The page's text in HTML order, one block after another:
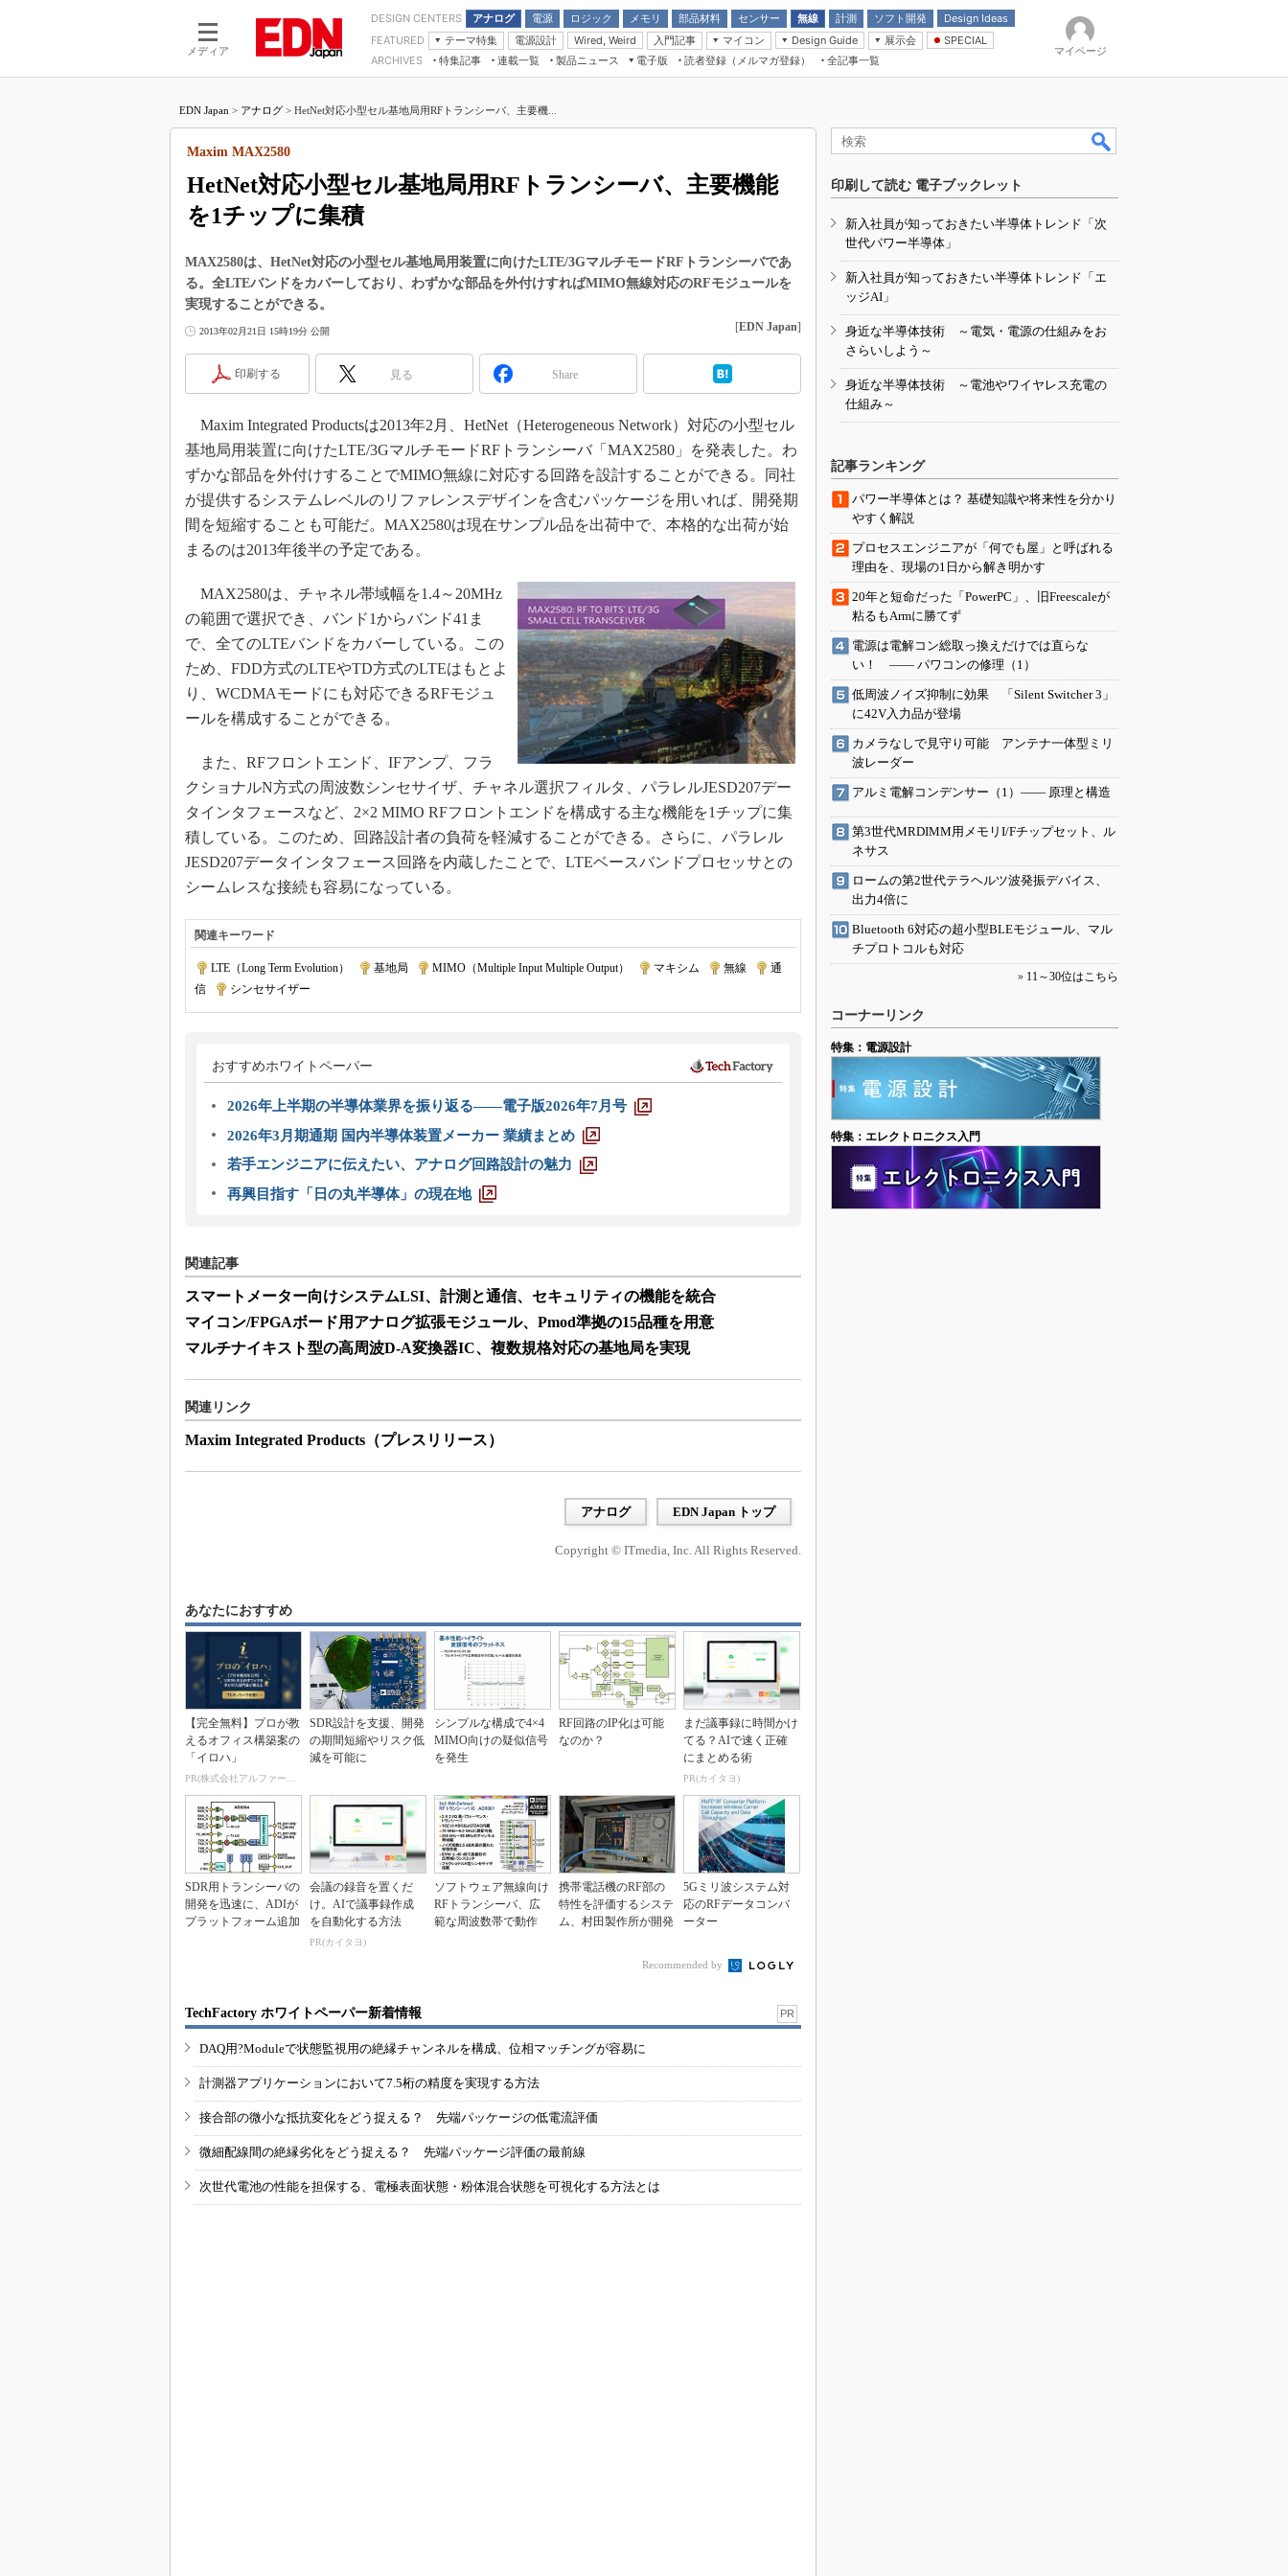
メディア
DESIGN CENTERS アナログ
電源
モーター
ロジック
LSI
メモリ
部品材料
受動部品
センサー 無線 計測 ソフト開発
Design Ideas
アナログ機能回路
計測とテスト
Wired, Weird
FEATURED
テーマ特集
つながるクルマ
エレクトロニクス入門
5G（EE Times Japan）
製品解剖（EE Times Japan）
電源設計 Wired, Weird
入門記事
モーター入門
マイコン
マイコン講座
Design Guide
計測機器
展示会
CEATEC
組込み/エッジコンピューティング展
人とくるま展
SPECIAL
Microchip情報
ARCHIVES 特集記事
連載一覧
マイクロプロセッサ懐古録
たった2つの式で始めるDC/DCコン
バーターの設計
DC-DCコンバーター活用講座
Wired, Weird
マイコン講座
記録計／データロガーの基礎知識
ズ編
めざせ高効率！ モーター駆動入門講
座
Bluetooth mesh入門
「SPICEの仕組みとその活用設計」
最新記事一覧
USB Type-Cの登場で評価試験はど
う変わる？
IoT時代の無線規格を知る【Thread
IoT時代の無線規格を知る【Z-Wave
編】
製品ニュース
電子版
電子ブックレット
読者登録（メルマガ登録） 全記事一覧
マイページ
EDN Japan > アナログ > HetNet対応小型セル基地局用RFトランシーバ、主要機...
HetNet対応小型セル基地局用RFトランシーバ、主要機能
を1チップに集積
Maxim MAX2580
MAX2580は、HetNet対応の小型セル基地局用装置に向けたLTE/3GマルチモードRFトランシーバであ
る。全LTEバンドをカバーしており、わずかな部品を外付けすればMIMO無線対応のRFモジュールを
実現することができる。
2013年02月21日 15時19分 公開 [EDN Japan]
印刷する 見る Share
Maxim Integrated Productsは2013年2月、HetNet（Heterogeneous Network）対応の小型セル
基地局用装置に向けたLTE/3GマルチモードRFトランシーバ「MAX2580」を発表した。わ
ずかな部品を外付けすることでMIMO無線に対応する回路を設計することができる。同社
が提供するシステムレベルのリファレンスデザインを含むパッケージを用いれば、開発期
間を短縮することも可能だ。MAX2580は現在サンプル品を出荷中で、本格的な出荷が始
まるのは2013年後半の予定である。
MAX2580は、チャネル帯域幅を1.4～20MHz
の範囲で選択でき、バンド1からバンド41ま
で、全てのLTEバンドをカバーしている。この
ため、FDD方式のLTEやTD方式のLTEはもとよ
り、WCDMAモードにも対応できるRFモジュ
ールを構成することができる。
また、RFフロントエンド、IFアンプ、フラ
クショナルN方式の周波数シンセサイザ、チャネル選択フィルタ、パラレルJESD207デー
タインタフェースなど、2×2 MIMO RFフロントエンドを構成する主な機能を1チップに集
積している。このため、回路設計者の負荷を軽減することができる。さらに、パラレル
JESD207データインタフェース回路を内蔵したことで、LTEベースバンドプロセッサとの
シームレスな接続も容易になっている。
関連キーワード
LTE（Long Term Evolution） 基地局 MIMO（Multiple Input Multiple Output） マキシム 無線
通
信
シンセサイザー
おすすめホワイトペーパー
2026年上半期の半導体業界を振り返る――電子版2026年7月号
2026年3月期通期 国内半導体装置メーカー 業績まとめ
若手エンジニアに伝えたい、アナログ回路設計の魅力
再興目指す「日の丸半導体」の現在地
関連記事
スマートメーター向けシステムLSI、計測と通信、セキュリティの機能を統合
マイコン/FPGAボード用アナログ拡張モジュール、Pmod準拠の15品種を用意
マルチナイキスト型の高周波D-A変換器IC、複数規格対応の基地局を実現
関連リンク
Maxim Integrated Products（プレスリリース）
アナログ EDN Japan トップ
Copyright © ITmedia, Inc. All Rights Reserved.
あなたにおすすめ
【完全無料】プロが教
えるオフィス構築案の
「イロハ」
PR(株式会社アルファーテクノ)
SDR設計を支援、開発
の期間短縮やリスク低
減を可能に
シンプルな構成で4×4
MIMO向けの疑似信号
を発生
RF回路のIP化は可能
なのか？
まだ議事録に時間かけ
てる？AIで速く正確
にまとめる術
PR(カイタヨ)
SDR用トランシーバの
開発を迅速に、ADIが
プラットフォーム追加
会議の録音を置くだ
け。AIで議事録作成
を自動化する方法
PR(カイタヨ)
ソフトウェア無線向け
RFトランシーバ、広
範な周波数帯で動作
携帯電話機のRF部の
特性を評価するシステ
ム、村田製作所が開発
5Gミリ波システム対
応のRFデータコンバ
ーター
Recommended by
TechFactory ホワイトペーパー新着情報 PR
DAQ用?Moduleで状態監視用の絶縁チャンネルを構成、位相マッチングが容易に
計測器アプリケーションにおいて7.5桁の精度を実現する方法
接合部の微小な抵抗変化をどう捉える？ 先端パッケージの低電流評価
微細配線間の絶縁劣化をどう捉える？ 先端パッケージ評価の最前線
次世代電池の性能を担保する、電極表面状態・粉体混合状態を可視化する方法とは
印刷して読む 電子ブックレット
新入社員が知っておきたい半導体トレンド「次
世代パワー半導体」
新入社員が知っておきたい半導体トレンド「エ
ッジAI」
身近な半導体技術 ～電気・電源の仕組みをお
さらいしよう～
身近な半導体技術 ～電池やワイヤレス充電の
仕組み～
記事ランキング
パワー半導体とは？ 基礎知識や将来性を分かり
やすく解説
プロセスエンジニアが「何でも屋」と呼ばれる
理由を、現場の1日から解き明かす
20年と短命だった「PowerPC」、旧Freescaleが
粘るもArmに勝てず
電源は電解コン総取っ換えだけでは直らな
い！ ―― パワコンの修理（1）
低周波ノイズ抑制に効果 「Silent Switcher 3」
に42V入力品が登場
カメラなしで見守り可能 アンテナ一体型ミリ
波レーダー
アルミ電解コンデンサー（1）―― 原理と構造
第3世代MRDIMM用メモリI/Fチップセット、ル
ネサス
ロームの第2世代テラヘルツ波発振デバイス、
出力4倍に
Bluetooth 6対応の超小型BLEモジュール、マル
チプロトコルも対応
» 11～30位はこちら
コーナーリンク
特集：電源設計
特集：エレクトロニクス入門